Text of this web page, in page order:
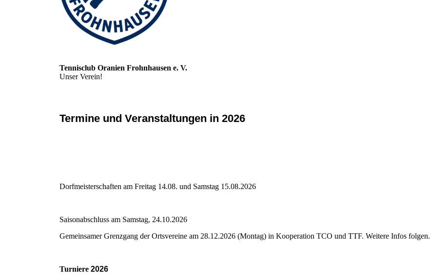
Tennisclub Oranien Frohnhausen e. V.
Unser Verein!
Termine und Veranstaltungen in 2026
Dorfmeisterschaften am Freitag 14.08. und Samstag 15.08.2026
Saisonabschluss am Samstag, 24.10.2026
Gemeinsamer Grenzgang der Ortsvereine am 28.12.2026 (Montag) in Kooperation TCO und TTF. Weitere Infos folgen.
Turniere 2026